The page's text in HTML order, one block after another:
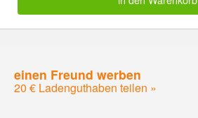
einen Freund werben
20 € Ladenguthaben teilen »